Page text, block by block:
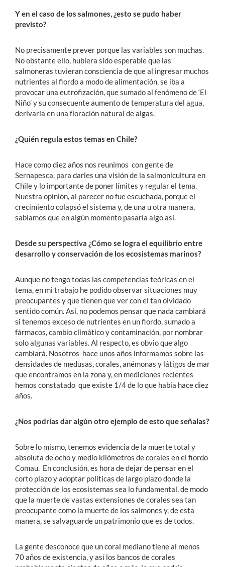
Y en el caso de los salmones, ¿esto se pudo haber
previsto?
No precisamente prever porque las variables son muchas.
No obstante ello, hubiera sido esperable que las
salmoneras tuvieran consciencia de que al ingresar muchos
nutrientes al fiordo a modo de alimentación, se iba a
provocar una eutrofización, que sumado al fenómeno de ‘El
Niño’ y su consecuente aumento de temperatura del agua,
derivaría en una floración natural de algas.
¿Quién regula estos temas en Chile?
Hace como diez años nos reunimos con gente de
Sernapesca, para darles una visión de la salmonicultura en
Chile y lo importante de poner límites y regular el tema.
Nuestra opinión, al parecer no fue escuchada, porque el
crecimiento colapsó el sistema y, de una u otra manera,
sabíamos que en algún momento pasaría algo así.
Desde su perspectiva ¿Cómo se logra el equilibrio entre
desarrollo y conservación de los ecosistemas marinos?
Aunque no tengo todas las competencias teóricas en el
tema, en mi trabajo he podido observar situaciones muy
preocupantes y que tienen que ver con el tan olvidado
sentido común. Así, no podemos pensar que nada cambiará
si tenemos exceso de nutrientes en un fiordo, sumado a
fármacos, cambio climático y contaminación, por nombrar
solo algunas variables. Al respecto, es obvio que algo
cambiará. Nosotros hace unos años informamos sobre las
densidades de medusas, corales, anémonas y látigos de mar
que encontramos en la zona y, en mediciones recientes
hemos constatado que existe 1/4 de lo que había hace diez
años.
¿Nos podrías dar algún otro ejemplo de esto que señalas?
Sobre lo mismo, tenemos evidencia de la muerte total y
absoluta de ocho y medio kilómetros de corales en el fiordo
Comau. En conclusión, es hora de dejar de pensar en el
corto plazo y adoptar políticas de largo plazo donde la
protección de los ecosistemas sea lo fundamental, de modo
que la muerte de vastas extensiones de corales sea tan
preocupante como la muerte de los salmones y, de esta
manera, se salvaguarde un patrimonio que es de todos.
La gente desconoce que un coral mediano tiene al menos
70 años de existencia, y así los bancos de corales